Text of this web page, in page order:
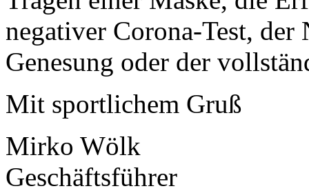
negativer Corona-Test, der
Genesung oder der
Mit sportlichem Gruß
Mirko Wölk
Geschäftsführer